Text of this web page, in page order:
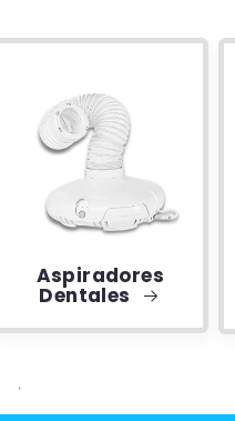
Aspiradores
Dentales